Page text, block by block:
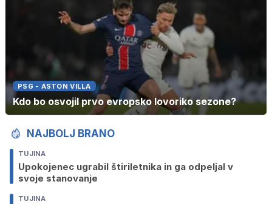
PSG - ASTON VILLA
Kdo bo osvojil prvo evropsko lovoriko sezone?
NAJBOLJ BRANO
TUJINA
Upokojenec ugrabil štiriletnika in ga odpeljal v
svoje stanovanje
TUJINA